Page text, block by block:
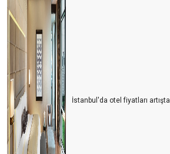
İstanbul'da otel fiyatları artışta